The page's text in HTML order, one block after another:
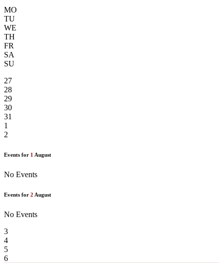
MO
TU
WE
TH
FR
SA
SU
27
28
29
30
31
1
2
Events for 1 August
No Events
Events for 2 August
No Events
3
4
5
6